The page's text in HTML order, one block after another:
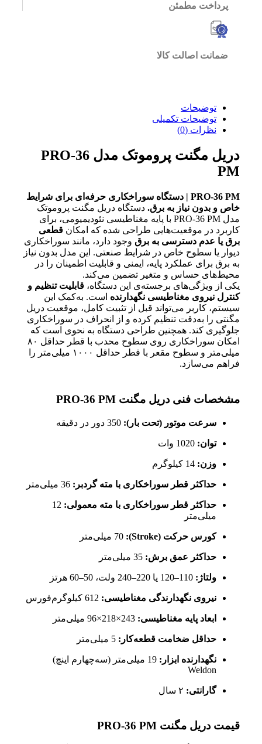
پرداخت مطمئن
ضمانت اصالت کالا
توضیحات
توضیحات تکمیلی
نظرات (0)
دریل مگنت پروموتک مدل PRO-36
PM
PRO-36 PM | دستگاه سوراخکاری حرفه‌ای برای شرایط
خاص و بدون نیاز به برق. دستگاه دریل مگنت پروموتک
مدل PRO-36 PM با پایه مغناطیسی نئودیمیومی، برای
کاربرد در موقعیت‌هایی طراحی شده که امکان قطعی
برق یا عدم دسترسی به برق وجود دارد، مانند سوراخکاری
دیوار یا سطوح خاص در شرایط صنعتی. این مدل بدون نیاز
به برق برای عملکرد پایه، ایمنی و قابلیت اطمینان را در
محیط‌های حساس و متغیر تضمین می‌کند.
یکی از ویژگی‌های برجسته‌ی این دستگاه، قابلیت تنظیم و
کنترل نیروی مغناطیسی نگهدارنده است. به‌کمک این
سیستم، کاربر می‌تواند قبل از تثبیت کامل، موقعیت دریل
مگنتی را به‌دقت تنظیم کرده و از انحراف در سوراخکاری
جلوگیری کند. همچنین طراحی دستگاه به نحوی است که
امکان سوراخکاری روی سطوح محدب با قطر حداقل ۸۰
میلی‌متر و سطوح مقعر با قطر حداقل ۱۰۰۰ میلی‌متر را
فراهم می‌سازد.
مشخصات فنی دریل مگنت PRO-36 PM
سرعت موتور (تحت بار):
توان:
وزن:
حداکثر قطر سوراخکاری با مته گردبر:
حداکثر قطر سوراخکاری با مته معمولی: 12
میلی‌متر
کورس حرکت (Stroke):
حداکثر عمق برش:
ولتاژ:
نیروی نگهدارندگی مغناطیسی:
ابعاد پایه مغناطیسی:
حداقل ضخامت قطعه‌کار:
نگهدارنده ابزار:
19 میلی‌متر (سه‌چهارم اینچ)
Weldon
گارانتی:
قیمت دریل مگنت PRO-36 PM